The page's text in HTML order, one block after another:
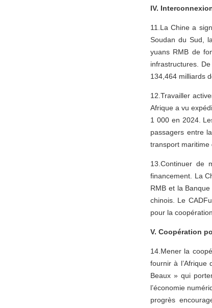
IV.
11.La Chine a
Soudan du Sud,
yuans RMB de
infrastructures.
134,464 milliards
12.Travailler
Afrique a vu
1 000 en 2024.
passagers entre
transport maritime
13.Continuer de
financement. La
RMB et la
chinois. Le
pour la
V. Coopération
14.Mener la
fournir à l’Afrique
Beaux » qui
l’économie
progrès